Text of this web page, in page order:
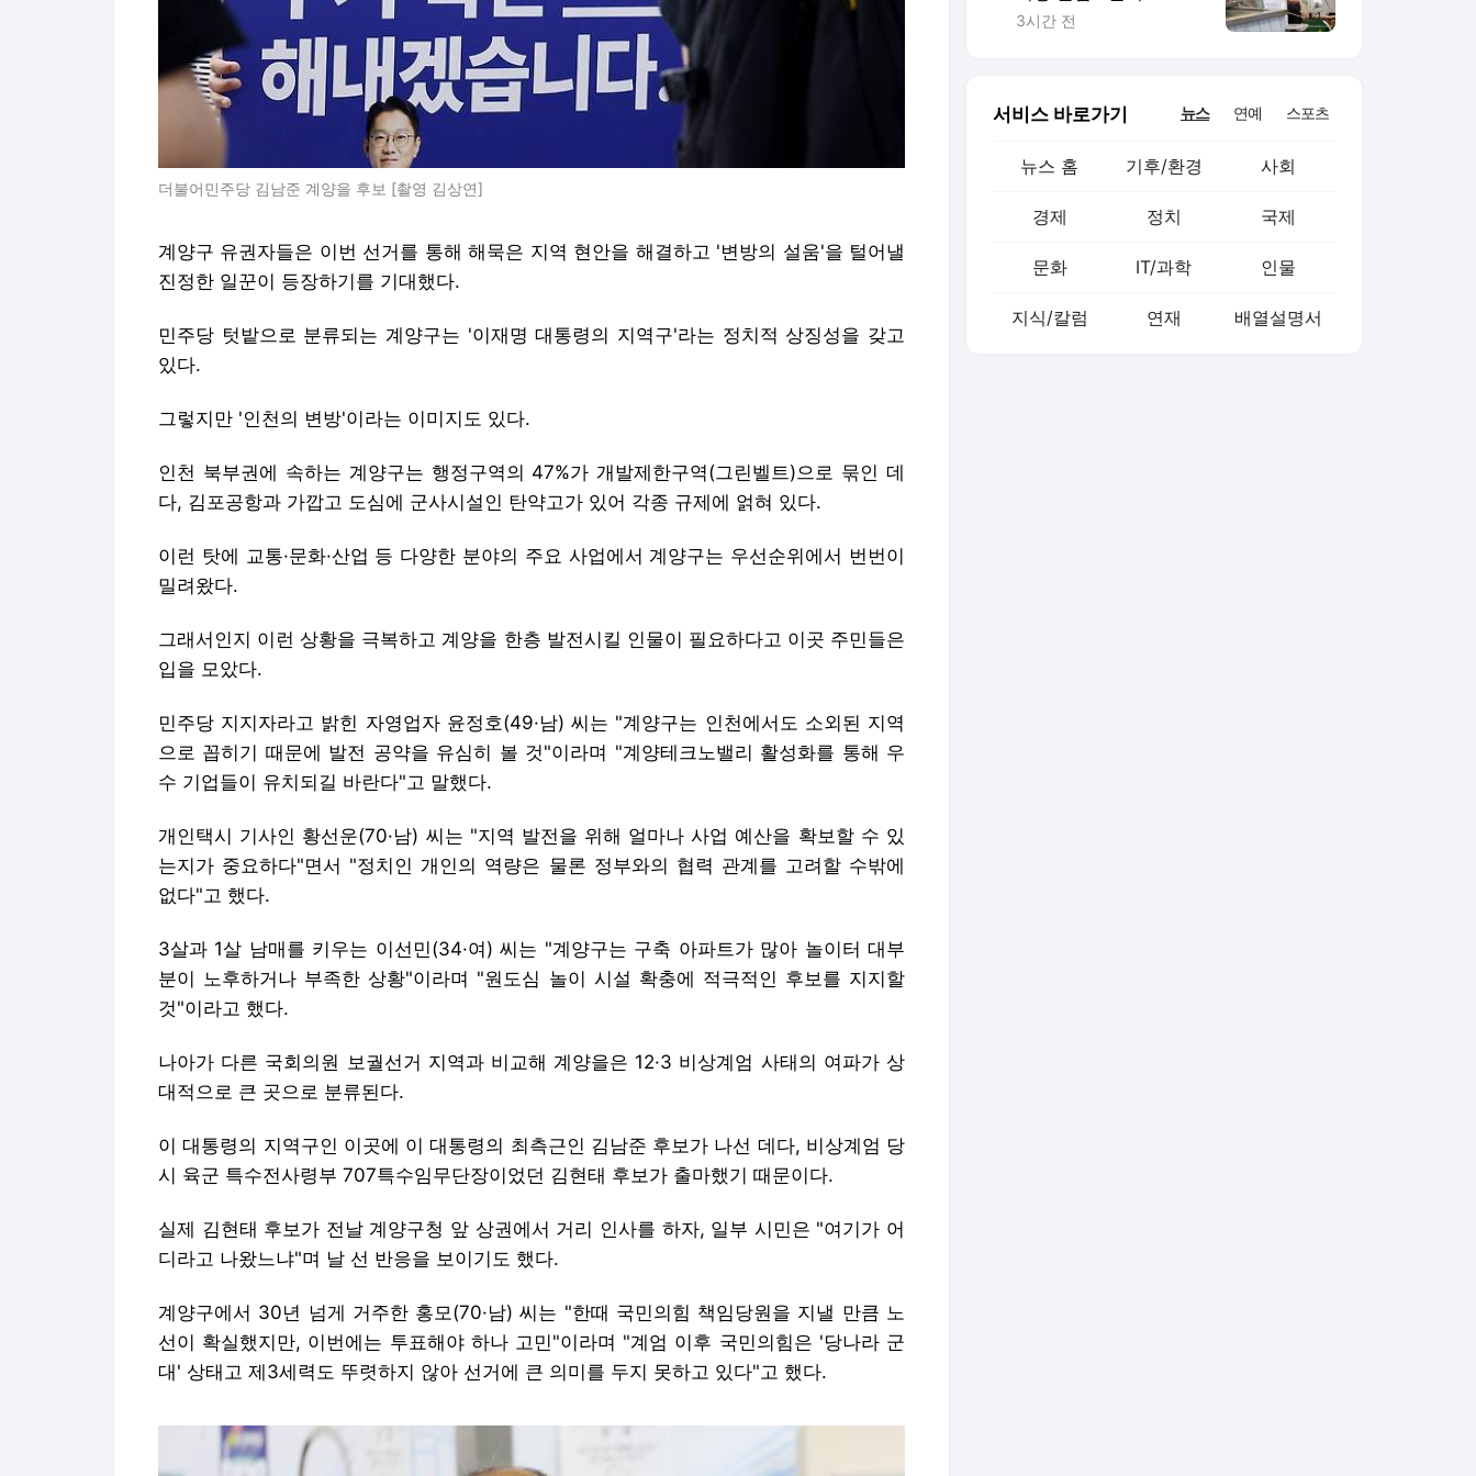
더불어민주당 김남준 계양을 후보 [촬영 김상연]
계양구 유권자들은 이번 선거를 통해 해묵은 지역 현안을 해결하고 '변방의 설움'을 털어낼
진정한 일꾼이 등장하기를 기대했다.
민주당 텃밭으로 분류되는 계양구는 '이재명 대통령의 지역구'라는 정치적 상징성을 갖고
있다.
그렇지만 '인천의 변방'이라는 이미지도 있다.
인천 북부권에 속하는 계양구는 행정구역의 47%가 개발제한구역(그린벨트)으로 묶인 데
다, 김포공항과 가깝고 도심에 군사시설인 탄약고가 있어 각종 규제에 얽혀 있다.
이런 탓에 교통·문화·산업 등 다양한 분야의 주요 사업에서 계양구는 우선순위에서 번번이
밀려왔다.
그래서인지 이런 상황을 극복하고 계양을 한층 발전시킬 인물이 필요하다고 이곳 주민들은
입을 모았다.
민주당 지지자라고 밝힌 자영업자 윤정호(49·남) 씨는 "계양구는 인천에서도 소외된 지역
으로 꼽히기 때문에 발전 공약을 유심히 볼 것"이라며 "계양테크노밸리 활성화를 통해 우
수 기업들이 유치되길 바란다"고 말했다.
개인택시 기사인 황선운(70·남) 씨는 "지역 발전을 위해 얼마나 사업 예산을 확보할 수 있
는지가 중요하다"면서 "정치인 개인의 역량은 물론 정부와의 협력 관계를 고려할 수밖에
없다"고 했다.
3살과 1살 남매를 키우는 이선민(34·여) 씨는 "계양구는 구축 아파트가 많아 놀이터 대부
분이 노후하거나 부족한 상황"이라며 "원도심 놀이 시설 확충에 적극적인 후보를 지지할
것"이라고 했다.
나아가 다른 국회의원 보궐선거 지역과 비교해 계양을은 12·3 비상계엄 사태의 여파가 상
대적으로 큰 곳으로 분류된다.
이 대통령의 지역구인 이곳에 이 대통령의 최측근인 김남준 후보가 나선 데다, 비상계엄 당
시 육군 특수전사령부 707특수임무단장이었던 김현태 후보가 출마했기 때문이다.
실제 김현태 후보가 전날 계양구청 앞 상권에서 거리 인사를 하자, 일부 시민은 "여기가 어
디라고 나왔느냐"며 날 선 반응을 보이기도 했다.
계양구에서 30년 넘게 거주한 홍모(70·남) 씨는 "한때 국민의힘 책임당원을 지낼 만큼 노
선이 확실했지만, 이번에는 투표해야 하나 고민"이라며 "계엄 이후 국민의힘은 '당나라 군
대' 상태고 제3세력도 뚜렷하지 않아 선거에 큰 의미를 두지 못하고 있다"고 했다.
외식 줄고 배달늘어
3시간 전
서비스 바로가기 뉴스 연예 스포츠
뉴스 홈 기후/환경 사회
경제 정치 국제
문화 IT/과학 인물
지식/칼럼 연재 배열설명서